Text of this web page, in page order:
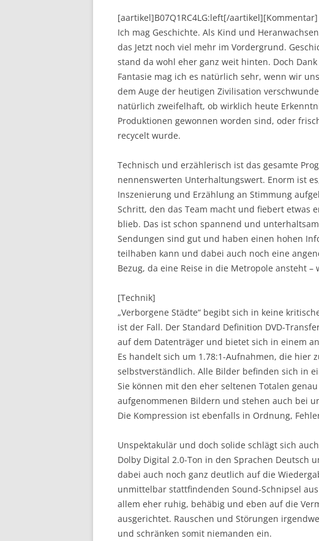
[aartikel]B07Q1RC4LG:left[/aartikel][Kommentar]
Ich mag Geschichte. Als Kind und
das Jetzt noch viel mehr im Vordergrund.
stand da wohl eher ganz weit hinten. Doch
Fantasie mag ich es natürlich sehr, wenn wir
dem Auge der heutigen Zivilisation
natürlich zweifelhaft, ob wirklich heute
Produktionen gewonnen worden sind, oder
recycelt wurde.
Technisch und erzählerisch ist das gesamte
nennenswerten Unterhaltungswert. Enorm ist
Inszenierung und Erzählung an Stimmung
Schritt, den das Team macht und fiebert etwas
blieb. Das ist schon spannend und
Sendungen sind gut und haben einen hohen
teilhaben kann und dabei auch noch eine
Bezug, da eine Reise in die Metropole ansteht –
[Technik]
„Verborgene Städte“ begibt sich in keine
ist der Fall. Der Standard Definition DVD-
auf dem Datenträger und bietet sich in einem
Es handelt sich um 1.78:1-Aufnahmen, die hier
selbstverständlich. Alle Bilder befinden sich in
Sie können mit den eher seltenen Totalen
aufgenommenen Bildern und stehen auch bei
Die Kompression ist ebenfalls in Ordnung,
Unspektakulär und doch solide schlägt sich
Dolby Digital 2.0-Ton in den Sprachen Deutsch
dabei auch noch ganz deutlich auf die
unmittelbar stattfindenden Sound-Schnipsel
allem eher ruhig, behäbig und eben auf die
ausgerichtet. Rauschen und Störungen
und schränken somit niemanden ein.